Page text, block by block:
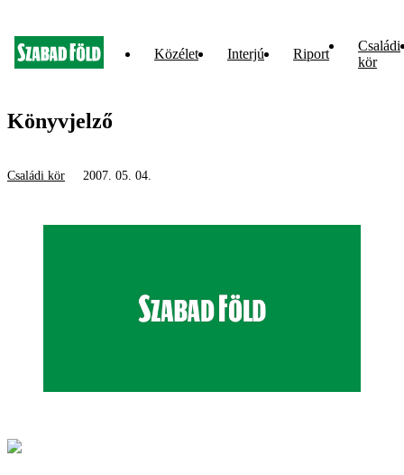
Közélet Interjú Riport
Családi
kör
Könyvjelző
Családi kör 2007. 05. 04.